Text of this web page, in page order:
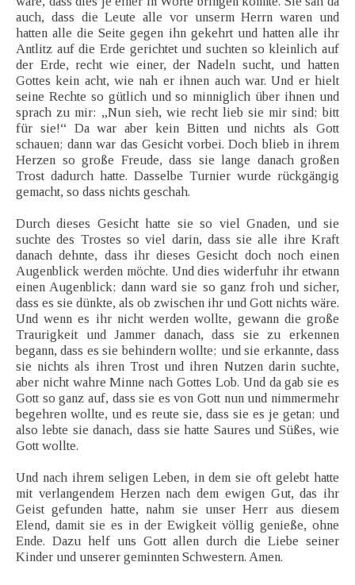
auch, dass die Leute alle vor unserm Herrn waren und
hatten alle die Seite gegen ihn gekehrt und hatten alle ihr
Antlitz auf die Erde gerichtet und suchten so kleinlich auf
der Erde, recht wie einer, der Nadeln sucht, und hatten
Gottes kein acht, wie nah er ihnen auch war. Und er hielt
seine Rechte so gütlich und so minniglich über ihnen und
sprach zu mir: „Nun sieh, wie recht lieb sie mir sind; bitt
für sie!“ Da war aber kein Bitten und nichts als Gott
schauen; dann war das Gesicht vorbei. Doch blieb in ihrem
Herzen so große Freude, dass sie lange danach großen
Trost dadurch hatte. Dasselbe Turnier wurde rückgängig
gemacht, so dass nichts geschah.
Durch dieses Gesicht hatte sie so viel Gnaden, und sie
suchte des Trostes so viel darin, dass sie alle ihre Kraft
danach dehnte, dass ihr dieses Gesicht doch noch einen
Augenblick werden möchte. Und dies widerfuhr ihr etwann
einen Augenblick; dann ward sie so ganz froh und sicher,
dass es sie dünkte, als ob zwischen ihr und Gott nichts wäre.
Und wenn es ihr nicht werden wollte, gewann die große
Traurigkeit und Jammer danach, dass sie zu erkennen
begann, dass es sie behindern wollte; und sie erkannte, dass
sie nichts als ihren Trost und ihren Nutzen darin suchte,
aber nicht wahre Minne nach Gottes Lob. Und da gab sie es
Gott so ganz auf, dass sie es von Gott nun und nimmermehr
begehren wollte, und es reute sie, dass sie es je getan; und
also lebte sie danach, dass sie hatte Saures und Süßes, wie
Gott wollte.
Und nach ihrem seligen Leben, in dem sie oft gelebt hatte
mit verlangendem Herzen nach dem ewigen Gut, das ihr
Geist gefunden hatte, nahm sie unser Herr aus diesem
Elend, damit sie es in der Ewigkeit völlig genieße, ohne
Ende. Dazu helf uns Gott allen durch die Liebe seiner
Kinder und unserer geminnten Schwestern. Amen.